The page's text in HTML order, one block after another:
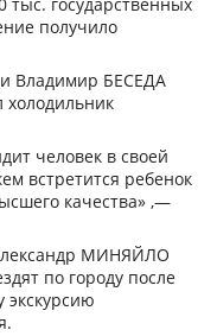
тыс. государственных
получило
Владимир БЕСЕДА
холодильник
человек в своей
встретится ребенок
качества» ,—
МИНЯЙЛО
по городу после
экскурсию